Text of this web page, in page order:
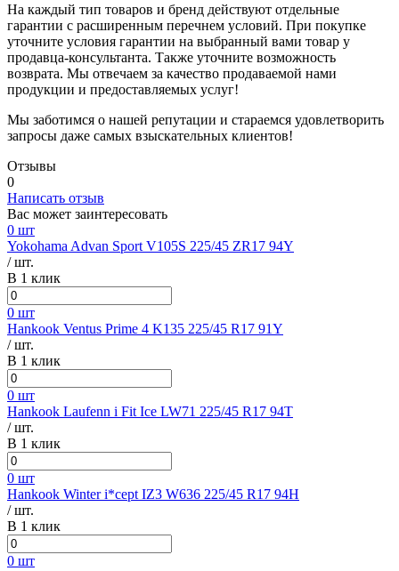
На каждый тип товаров и бренд действуют отдельные
гарантии с расширенным перечнем условий. При покупке
уточните условия гарантии на выбранный вами товар у
продавца-консультанта. Также уточните возможность
возврата. Мы отвечаем за качество продаваемой нами
продукции и предоставляемых услуг!
Мы заботимся о нашей репутации и стараемся удовлетворить
запросы даже самых взыскательных клиентов!
Отзывы
0
Написать отзыв
Вас может заинтересовать
0 шт
Yokohama Advan Sport V105S 225/45 ZR17 94Y
/ шт.
В 1 клик
0 шт
Hankook Ventus Prime 4 K135 225/45 R17 91Y
/ шт.
В 1 клик
0 шт
Hankook Laufenn i Fit Ice LW71 225/45 R17 94T
/ шт.
В 1 клик
0 шт
Hankook Winter i*cept IZ3 W636 225/45 R17 94H
/ шт.
В 1 клик
0 шт